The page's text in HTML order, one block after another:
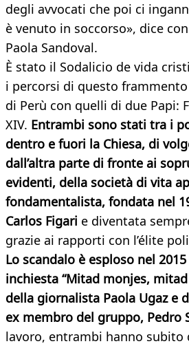
degli avvocati che poi ci
è venuto in soccorso», dice
Paola Sandoval.
È stato il Sodalicio de vida
i percorsi di questo
di Perù con quelli di due Papi:
XIV. Entrambi sono stati tra i
dentro e fuori la Chiesa, di
dall’altra parte di fronte ai
evidenti, della società di vita
fondamentalista, fondata nel
Carlos Figari e diventata
grazie ai rapporti con l’élite
Lo scandalo è esploso nel
inchiesta “Mitad monjes,
della giornalista Paola Ugaz e
ex membro del gruppo, Pedro
lavoro, entrambi hanno subito